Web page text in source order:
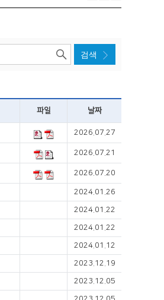
파일 날짜
2026.07.27
2026.07.21
2026.07.20
2024.01.26
2024.01.22
2024.01.22
2024.01.12
2023.12.19
2023.12.05